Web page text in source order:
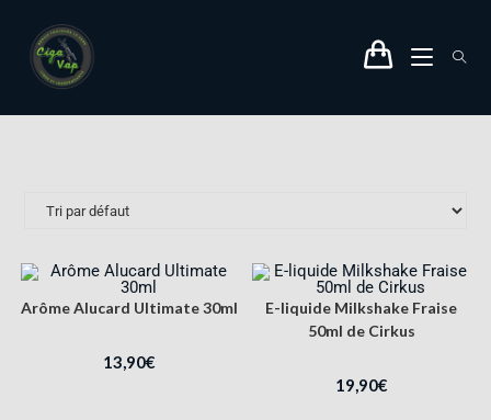
Arôme Alucard Ultimate 30ml
13,90€
E-liquide Milkshake Fraise
50ml de Cirkus
19,90€